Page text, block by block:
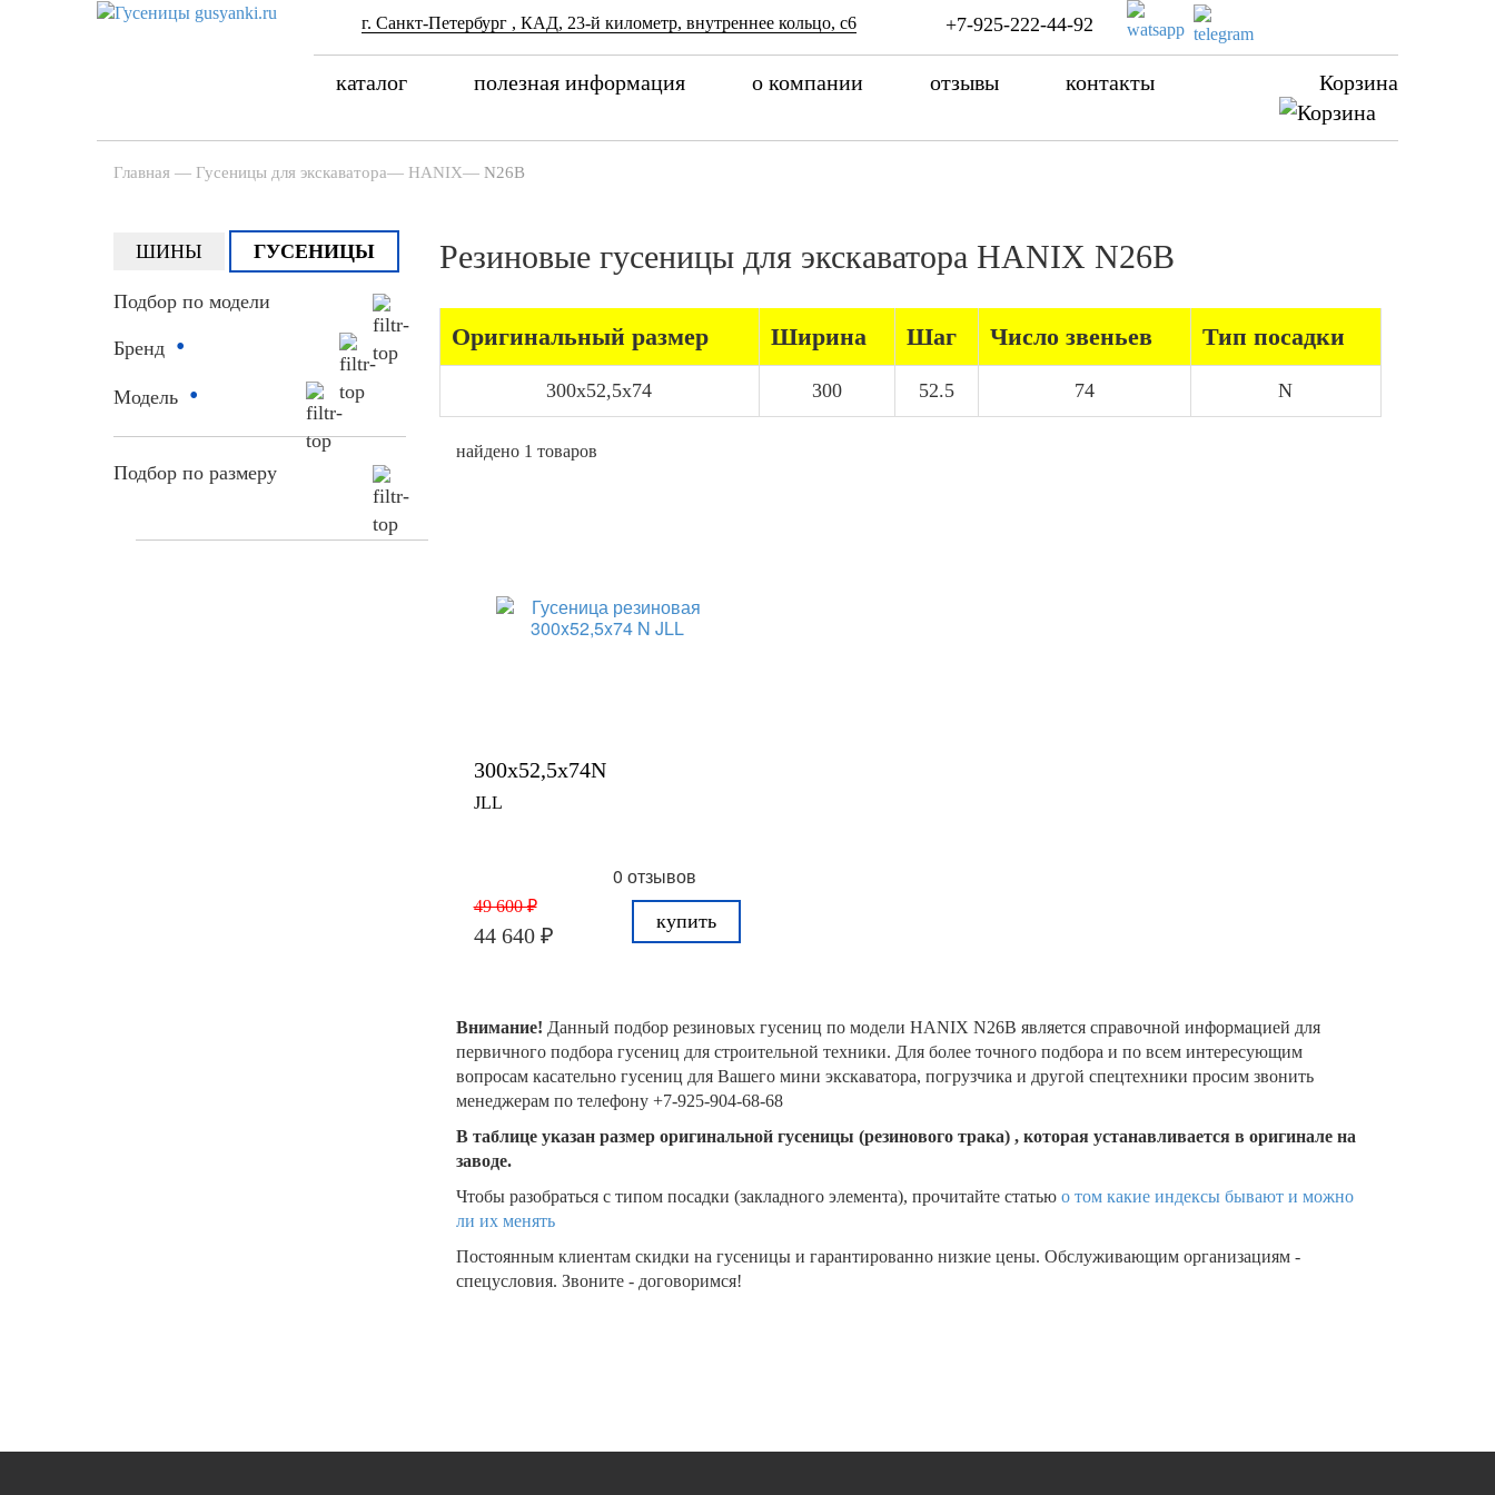
г. Санкт-Петербург , КАД, 23-й километр, внутреннее кольцо, с6 +7-925-222-44-92
каталог полезная информация о компании отзывы контакты Корзина
Главная — Гусеницы для экскаватора— HANIX— N26B
ШИНЫ ГУСЕНИЦЫ
Подбор по модели
Бренд •
Модель •
Подбор по размеру
Резиновые гусеницы для экскаватора HANIX N26B
Оригинальный размер Ширина Шаг Число звеньев Тип посадки
300x52,5x74 300 52.5 74 N
найдено 1 товаров
300x52,5x74N
JLL
0 отзывов
49 600 ₽
44 640 ₽
купить
Внимание! Данный подбор резиновых гусениц по модели HANIX N26B является справочной информацией для
первичного подбора гусениц для строительной техники. Для более точного подбора и по всем интересующим
вопросам касательно гусениц для Вашего мини экскаватора, погрузчика и другой спецтехники просим звонить
менеджерам по телефону +7-925-904-68-68
В таблице указан размер оригинальной гусеницы (резинового трака) , которая устанавливается в оригинале на
заводе.
Чтобы разобраться с типом посадки (закладного элемента), прочитайте статью о том какие индексы бывают и можно
ли их менять
Постоянным клиентам скидки на гусеницы и гарантированно низкие цены. Обслуживающим организациям -
спецусловия. Звоните - договоримся!